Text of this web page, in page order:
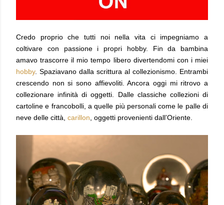
Credo proprio che tutti noi nella vita ci impegniamo a
coltivare con passione i propri hobby. Fin da bambina
amavo trascorre il mio tempo libero divertendomi con i miei
hobby. Spaziavano dalla scrittura al collezionismo. Entrambi
crescendo non si sono affievoliti. Ancora oggi mi ritrovo a
collezionare infinità di oggetti. Dalle classiche collezioni di
cartoline e francobolli, a quelle più personali come le palle di
neve delle città, carillon, oggetti provenienti dall’Oriente.